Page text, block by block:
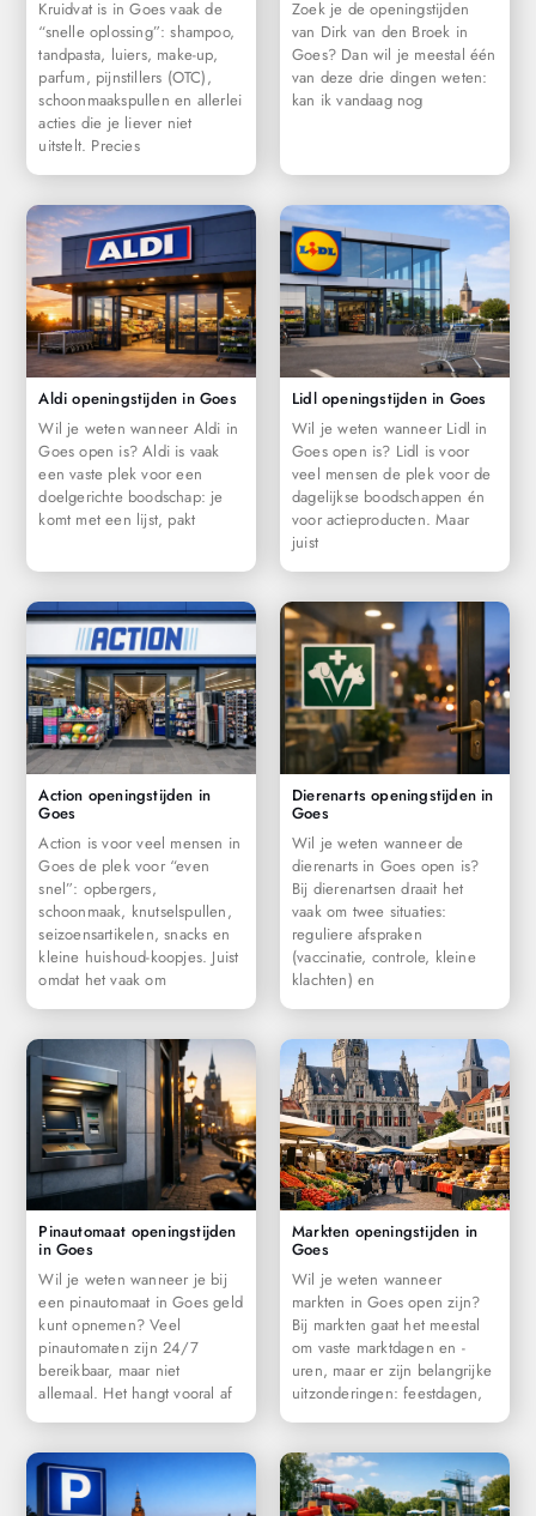
Kruidvat is in Goes vaak de
“snelle oplossing”: shampoo,
tandpasta, luiers, make-up,
parfum, pijnstillers (OTC),
schoonmaakspullen en allerlei
acties die je liever niet
uitstelt. Precies
Zoek je de openingstijden
van Dirk van den Broek in
Goes? Dan wil je meestal één
van deze drie dingen weten:
kan ik vandaag nog
Aldi openingstijden in Goes
Wil je weten wanneer Aldi in
Goes open is? Aldi is vaak
een vaste plek voor een
doelgerichte boodschap: je
komt met een lijst, pakt
Lidl openingstijden in Goes
Wil je weten wanneer Lidl in
Goes open is? Lidl is voor
veel mensen de plek voor de
dagelijkse boodschappen én
voor actieproducten. Maar
juist
Action openingstijden in
Goes
Action is voor veel mensen in
Goes de plek voor “even
snel”: opbergers,
schoonmaak, knutselspullen,
seizoensartikelen, snacks en
kleine huishoud-koopjes. Juist
omdat het vaak om
Dierenarts openingstijden in
Goes
Wil je weten wanneer de
dierenarts in Goes open is?
Bij dierenartsen draait het
vaak om twee situaties:
reguliere afspraken
(vaccinatie, controle, kleine
klachten) en
Pinautomaat openingstijden
in Goes
Wil je weten wanneer je bij
een pinautomaat in Goes geld
kunt opnemen? Veel
pinautomaten zijn 24/7
bereikbaar, maar niet
allemaal. Het hangt vooral af
Markten openingstijden in
Goes
Wil je weten wanneer
markten in Goes open zijn?
Bij markten gaat het meestal
om vaste marktdagen en -
uren, maar er zijn belangrijke
uitzonderingen: feestdagen,